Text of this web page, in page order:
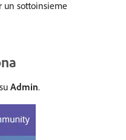
un sottoinsieme
Admin.